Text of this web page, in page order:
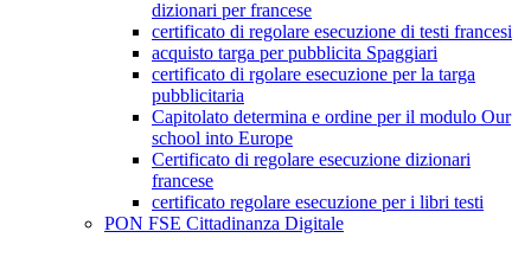
dizionari per francese
certificato di regolare esecuzione di testi francesi
acquisto targa per pubblicita Spaggiari
certificato di rgolare esecuzione per la targa
pubblicitaria
Capitolato determina e ordine per il modulo Our
school into Europe
Certificato di regolare esecuzione dizionari
francese
certificato regolare esecuzione per i libri testi
PON FSE Cittadinanza Digitale